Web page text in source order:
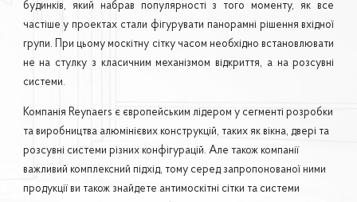
будинків, який набрав популярності з того моменту, як все
частіше у проектах стали фігурувати панорамні рішення вхідної
групи. При цьому москітну сітку часом необхідно встановлювати
не на стулку з класичним механізмом відкриття, а на розсувні
системи.
Компанія Reynaers є європейським лідером у сегменті розробки
та виробництва алюмінієвих конструкцій, таких як вікна, двері та
розсувні системи різних конфігурацій. Але також компанії
важливий комплексний підхід, тому серед запропонованої ними
продукції ви також знайдете антимоскітні сітки та системи